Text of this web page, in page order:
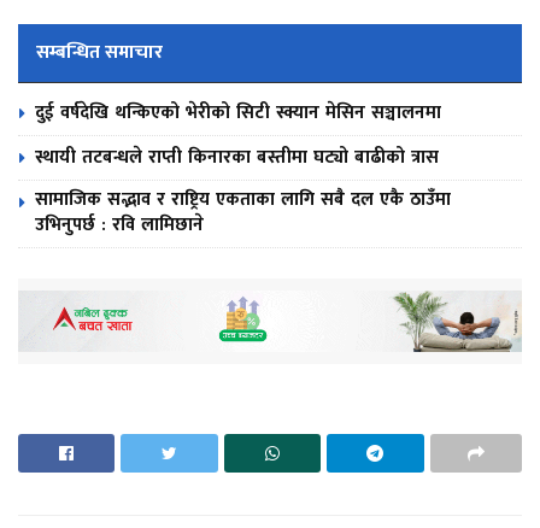
सम्बन्धित समाचार
दुई वर्षदेखि थन्किएको भेरीको सिटी स्क्यान मेसिन सञ्चालनमा
स्थायी तटबन्धले राप्ती किनारका बस्तीमा घट्यो बाढीको त्रास
सामाजिक सद्भाव र राष्ट्रिय एकताका लागि सबै दल एकै ठाउँमा
उभिनुपर्छ : रवि लामिछाने